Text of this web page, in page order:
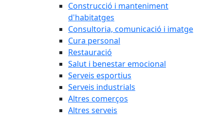
Construcció i manteniment
d'habitatges
Consultoria, comunicació i imatge
Cura personal
Restauració
Salut i benestar emocional
Serveis esportius
Serveis industrials
Altres comerços
Altres serveis